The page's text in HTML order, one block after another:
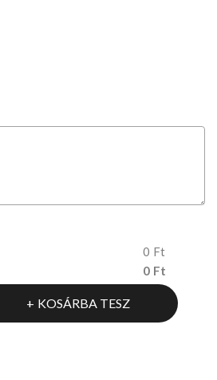
0 Ft
0 Ft
KOSÁRBA TESZ